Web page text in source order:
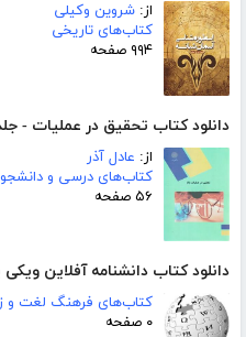
از: شروین وکیلی
کتاب‌های تاریخی
۹۹۴ صفحه
دانلود کتاب تحقیق در عملیات -
از: عادل آذر
کتاب‌های درسی و
۵۶ صفحه
دانلود کتاب دانشنامه آفلاین
کتاب‌های فرهنگ لغت و
۰ صفحه